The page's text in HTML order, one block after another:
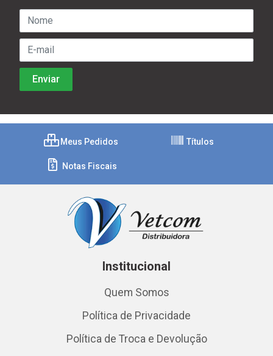
Meus Pedidos Títulos
Notas Fiscais
Institucional
Quem Somos
Política de Privacidade
Política de Troca e Devolução